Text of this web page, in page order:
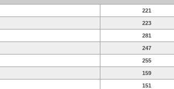
221
223
281
247
255
159
151